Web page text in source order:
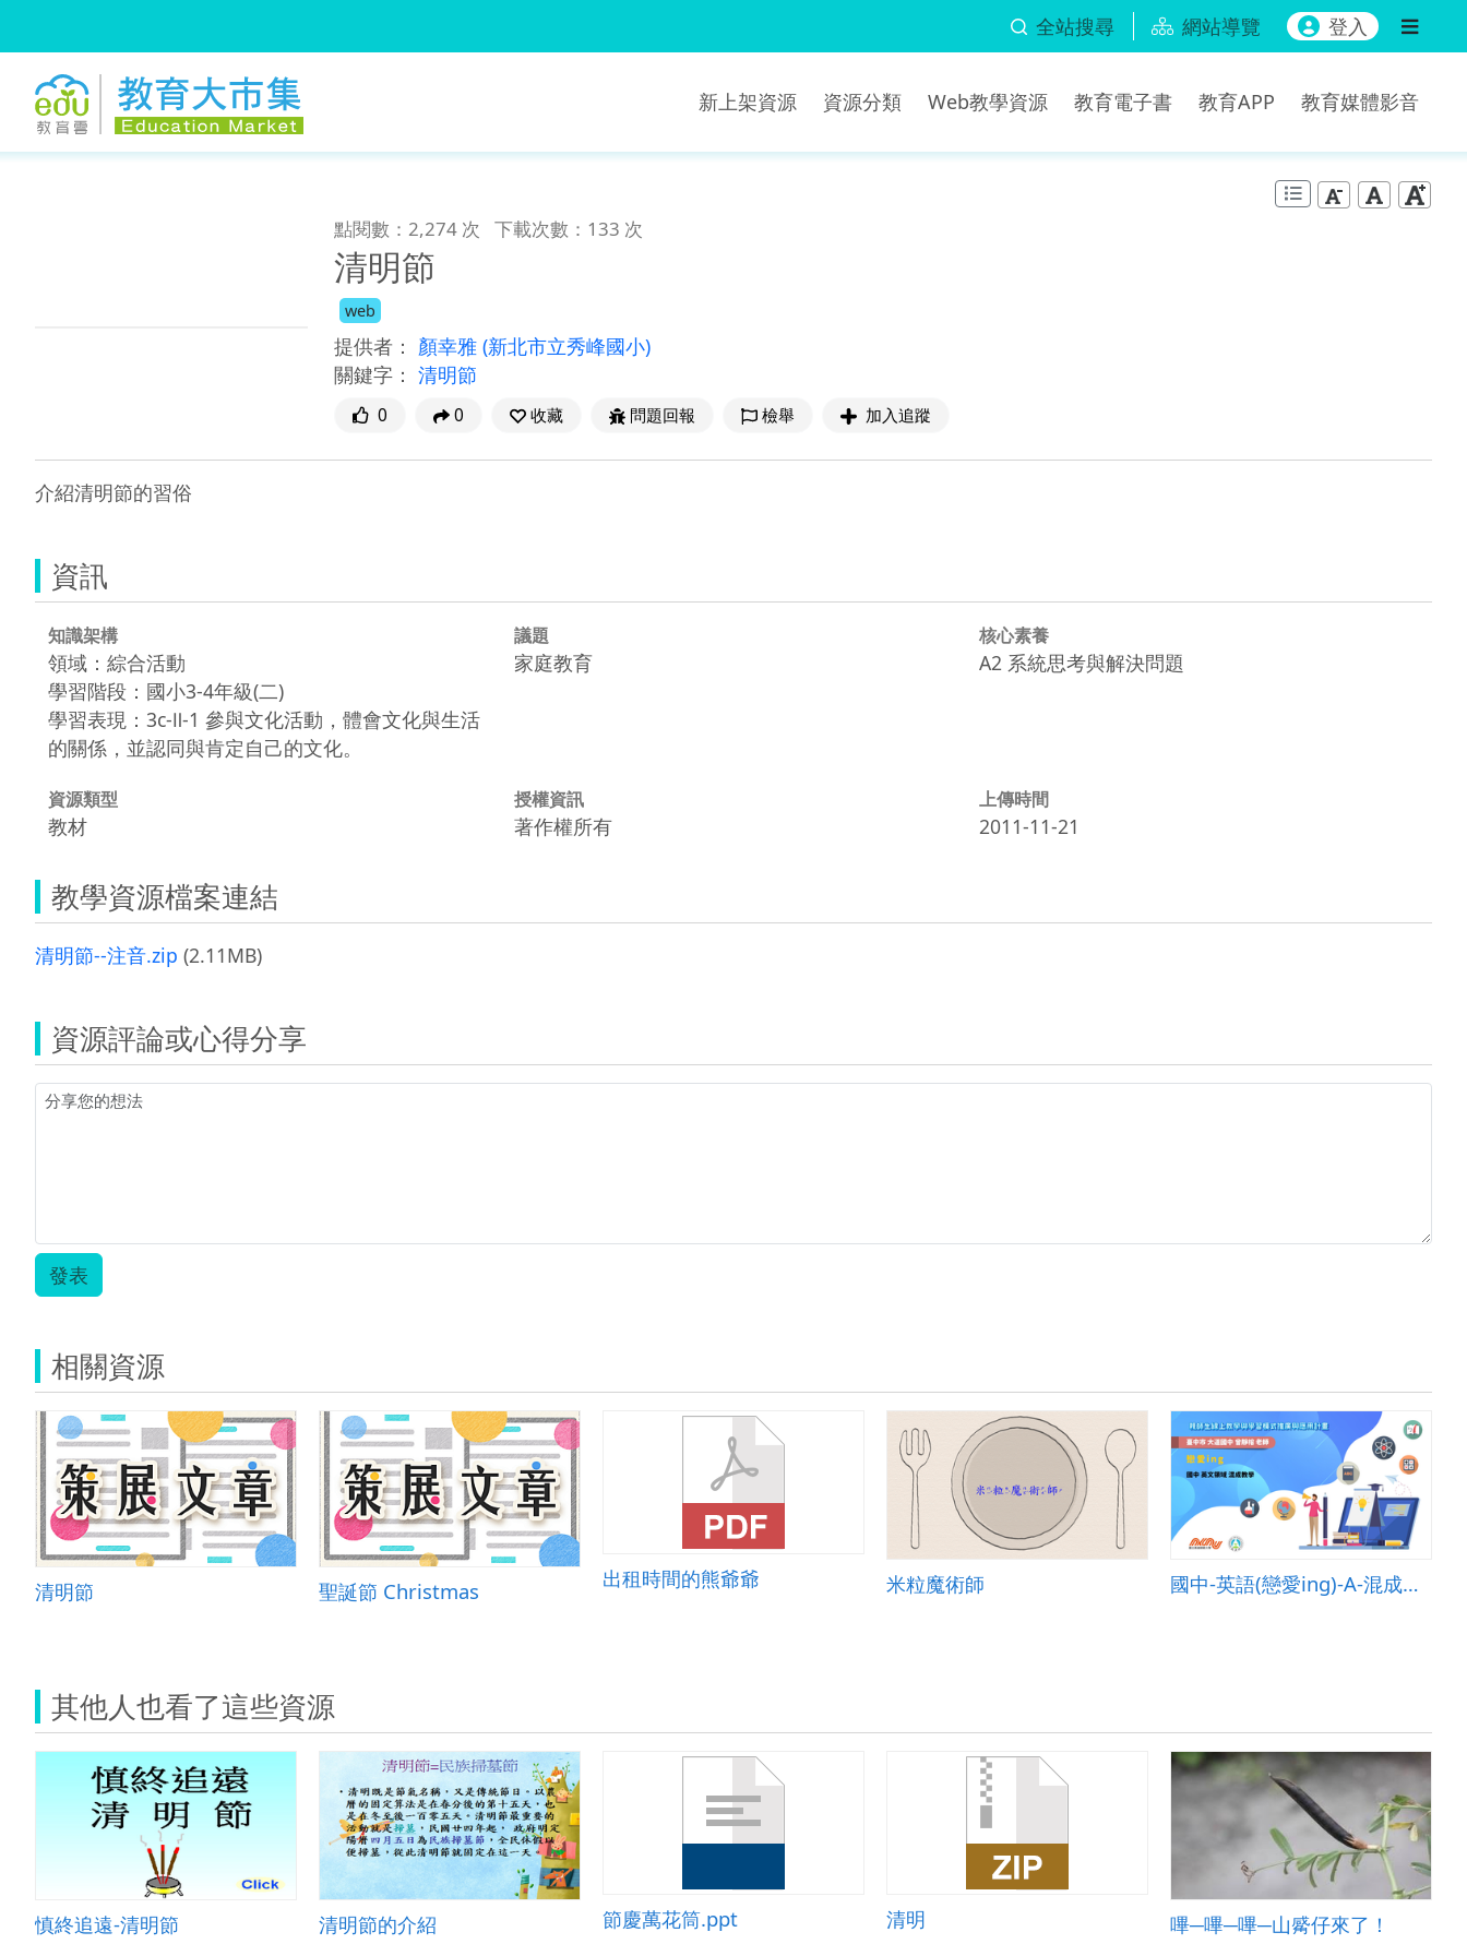
全站搜尋 網站導覽 登入
新上架資源 資源分類 Web教學資源 教育電子書 教育APP 教育媒體影音
點閱數：2,274 次 下載次數：133 次
清明節
web
提供者： 顏幸雅 (新北市立秀峰國小)
關鍵字： 清明節
0 0 收藏 問題回報 檢舉 加入追蹤
介紹清明節的習俗
資訊
知識架構
領域：綜合活動
學習階段：國小3-4年級(二)
學習表現：3c-Ⅱ-1 參與文化活動，體會文化與生活
的關係，並認同與肯定自己的文化。
議題
家庭教育
核心素養
A2 系統思考與解決問題
資源類型
教材
授權資訊
著作權所有
上傳時間
2011-11-21
教學資源檔案連結
清明節--注音.zip (2.11MB)
資源評論或心得分享
發表
相關資源
清明節 聖誕節 Christmas
出租時間的熊爺爺 米粒魔術師 國中-英語(戀愛ing)-A-混成教學-臺中市大道國中-曾靜榕老師
其他人也看了這些資源
慎終追遠-清明節 清明節的介紹 節慶萬花筒.ppt 清明 嗶─嗶─嗶─山觱仔來了！